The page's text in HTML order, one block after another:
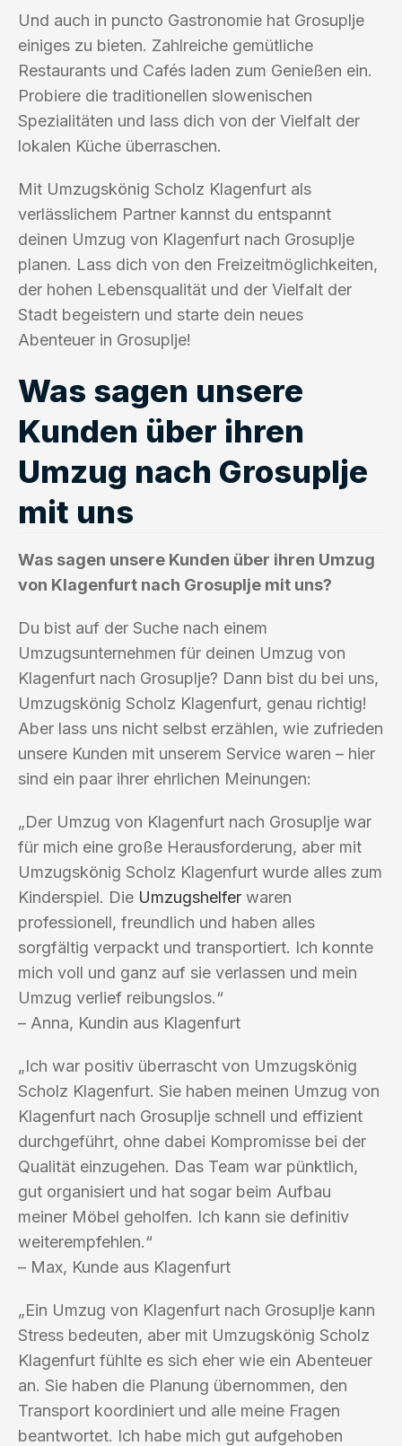
Und auch in puncto Gastronomie hat Grosuplje
einiges zu bieten. Zahlreiche gemütliche
Restaurants und Cafés laden zum Genießen ein.
Probiere die traditionellen slowenischen
Spezialitäten und lass dich von der Vielfalt der
lokalen Küche überraschen.
Mit Umzugskönig Scholz Klagenfurt als
verlässlichem Partner kannst du entspannt
deinen Umzug von Klagenfurt nach Grosuplje
planen. Lass dich von den Freizeitmöglichkeiten,
der hohen Lebensqualität und der Vielfalt der
Stadt begeistern und starte dein neues
Abenteuer in Grosuplje!
Was sagen unsere
Kunden über ihren
Umzug nach Grosuplje
mit uns
Was sagen unsere Kunden über ihren Umzug
von Klagenfurt nach Grosuplje mit uns?
Du bist auf der Suche nach einem
Umzugsunternehmen für deinen Umzug von
Klagenfurt nach Grosuplje? Dann bist du bei uns,
Umzugskönig Scholz Klagenfurt, genau richtig!
Aber lass uns nicht selbst erzählen, wie zufrieden
unsere Kunden mit unserem Service waren – hier
sind ein paar ihrer ehrlichen Meinungen:
„Der Umzug von Klagenfurt nach Grosuplje war
für mich eine große Herausforderung, aber mit
Umzugskönig Scholz Klagenfurt wurde alles zum
Kinderspiel. Die Umzugshelfer waren
professionell, freundlich und haben alles
sorgfältig verpackt und transportiert. Ich konnte
mich voll und ganz auf sie verlassen und mein
Umzug verlief reibungslos.“
– Anna, Kundin aus Klagenfurt
„Ich war positiv überrascht von Umzugskönig
Scholz Klagenfurt. Sie haben meinen Umzug von
Klagenfurt nach Grosuplje schnell und effizient
durchgeführt, ohne dabei Kompromisse bei der
Qualität einzugehen. Das Team war pünktlich,
gut organisiert und hat sogar beim Aufbau
meiner Möbel geholfen. Ich kann sie definitiv
weiterempfehlen.“
– Max, Kunde aus Klagenfurt
„Ein Umzug von Klagenfurt nach Grosuplje kann
Stress bedeuten, aber mit Umzugskönig Scholz
Klagenfurt fühlte es sich eher wie ein Abenteuer
an. Sie haben die Planung übernommen, den
Transport koordiniert und alle meine Fragen
beantwortet. Ich habe mich gut aufgehoben